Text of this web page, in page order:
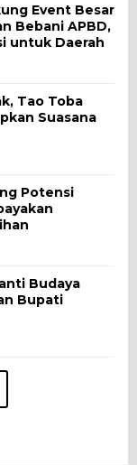
Event Besar
Bebani APBD,
untuk Daerah
Tao Toba
Suasana
Potensi
Budaya
Bupati